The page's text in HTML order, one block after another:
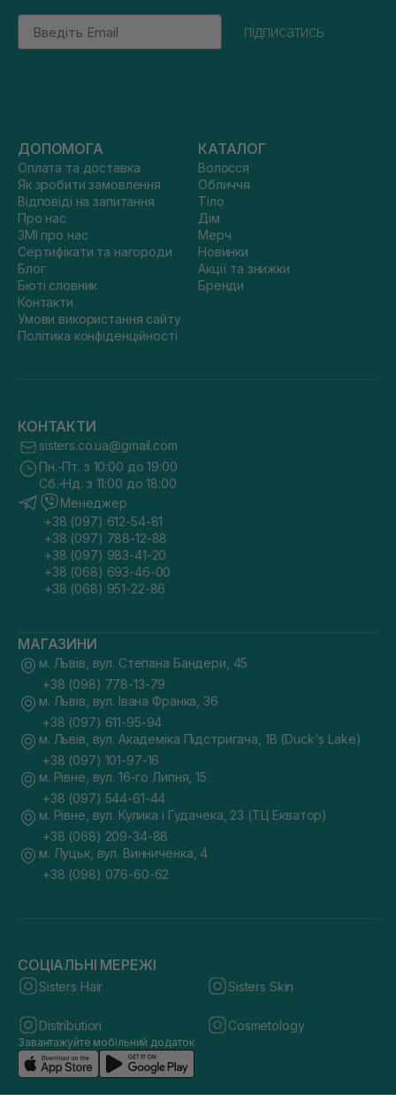
Email
підписатись
ДОПОМОГА
Оплата та доставка
Як зробити замовлення
Відповіді на запитання
Про нас
ЗМІ про нас
Сертифікати та нагороди
Блог
Бюті словник
Контакти
Умови використання сайту
Політика конфіденційності
КАТАЛОГ
Волосся
Обличчя
Тіло
Дім
Мерч
Новинки
Акції та знижки
Бренди
КОНТАКТИ
sisters.co.ua@gmail.com
Пн.-Пт. з 10:00 до 19:00
Сб.-Нд. з 11:00 до 18:00
Менеджер
+38 (097) 612-54-81
+38 (097) 788-12-88
+38 (097) 983-41-20
+38 (068) 693-46-00
+38 (068) 951-22-86
МАГАЗИНИ
м. Львів, вул. Степана Бандери, 45
+38 (098) 778-13-79
м. Львів, вул. Івана Франка, 36
+38 (097) 611-95-94
м. Львів, вул. Академіка Підстригача, 1В (Duck's Lake)
+38 (097) 101-97-16
м. Рівне, вул. 16-го Липня, 15
+38 (097) 544-61-44
м. Рівне, вул. Кулика і Гудачека, 23 (ТЦ Екватор)
+38 (068) 209-34-88
м. Луцьк, вул. Винниченка, 4
+38 (098) 076-60-62
СОЦІАЛЬНІ МЕРЕЖІ
Sisters Hair Sisters Skin
Distribution Cosmetology
Завантажуйте мобільний додаток